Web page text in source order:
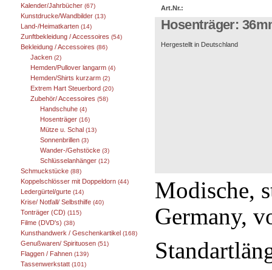
Kalender/Jahrbücher (67)
Kunstdrucke/Wandbilder (13)
Land-/Heimatkarten (14)
Zunftbekleidung / Accessoires (54)
Bekleidung / Accessoires (86)
Jacken (2)
Hemden/Pullover langarm (4)
Hemden/Shirts kurzarm (2)
Extrem Hart Steuerbord (20)
Zubehör/ Accessoires (58)
Handschuhe (4)
Hosenträger (16)
Mütze u. Schal (13)
Sonnenbrillen (3)
Wander-/Gehstöcke (3)
Schlüsselanhänger (12)
Schmuckstücke (88)
Koppelschlösser mit Doppeldorn (44)
Ledergürtel/gurte (14)
Krise/ Notfall/ Selbsthilfe (40)
Tonträger (CD) (115)
Filme (DVD's) (38)
Kunsthandwerk / Geschenkartikel (168)
Genußwaren/ Spirituosen (51)
Flaggen / Fahnen (139)
Tassenwerkstatt (101)
Art.Nr.:
Hosenträger:
Hergestellt in Deutschland
Modische,
Germany,